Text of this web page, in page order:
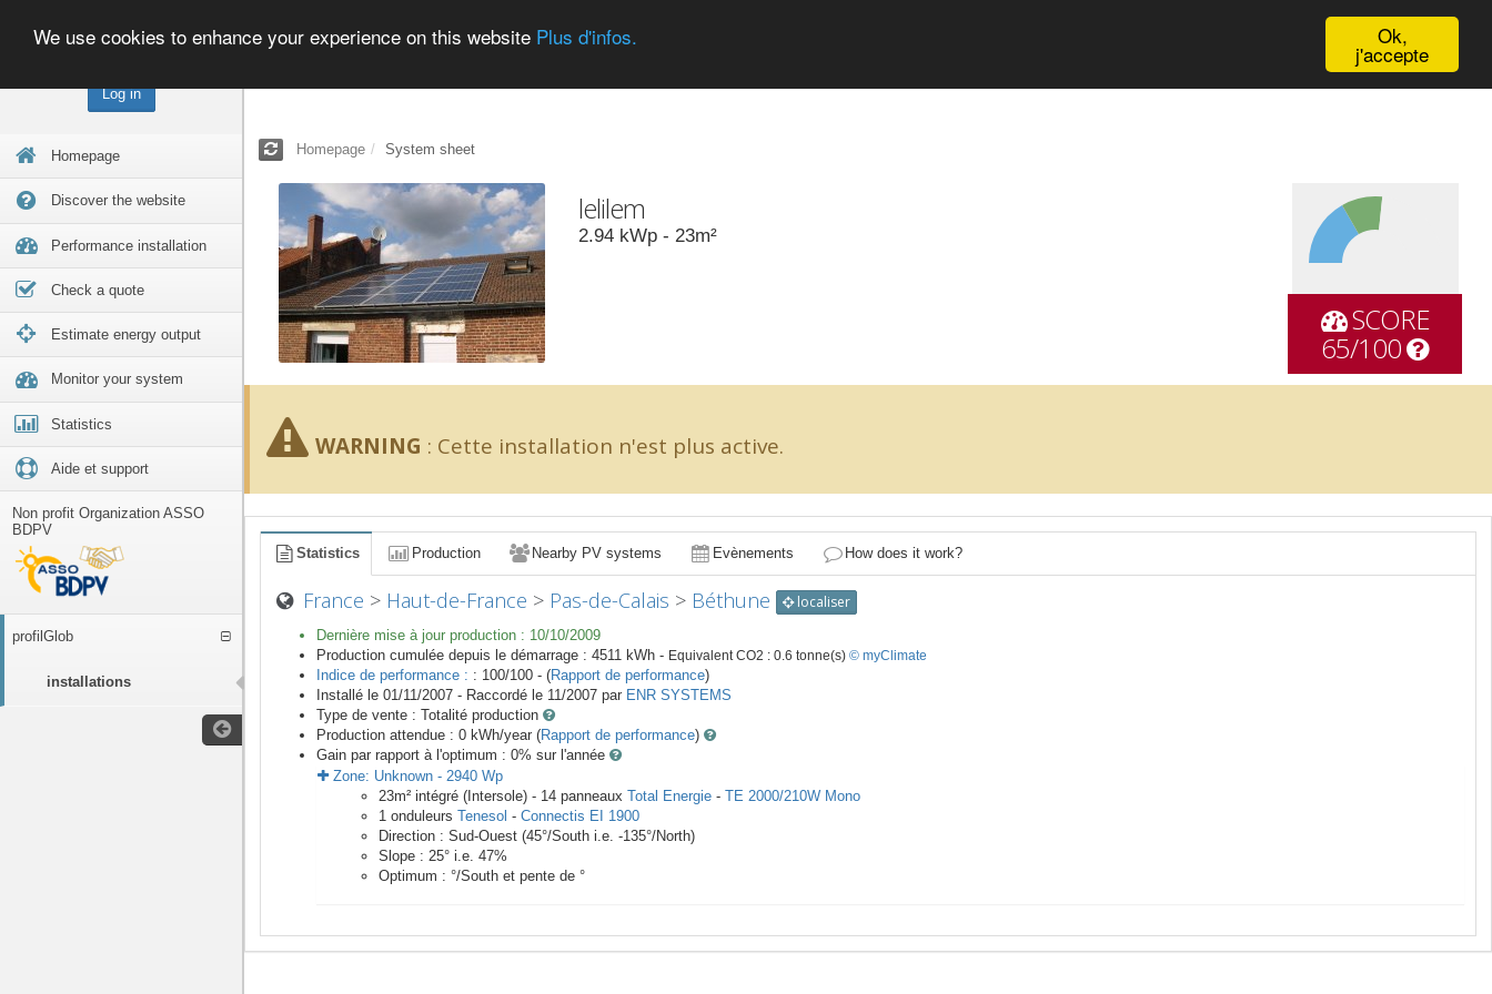
Log in
Homepage
Discover the website
Performance installation
Check a quote
Estimate energy output
Monitor your system
Statistics
Aide et support
Non profit Organization ASSO
BDPV
profilGlob
installations
Ok,
j'accepte
We use cookies to enhance your experience on this website Plus d'infos.
Homepage System sheet
lelilem
2.94 kWp - 23m²
SCORE
65/100
WARNING : Cette installation n'est plus active.
Statistics Production Nearby PV systems Evènements How does it work?
France > Haut-de-France > Pas-de-Calais > Béthune localiser
Dernière mise à jour production : 10/10/2009
Production cumulée depuis le démarrage : 4511 kWh - Equivalent CO2 : 0.6 tonne(s) © myClimate
Indice de performance : : 100/100 - (Rapport de performance)
Installé le 01/11/2007 - Raccordé le 11/2007 par ENR SYSTEMS
Type de vente : Totalité production
Production attendue : 0 kWh/year (Rapport de performance)
Gain par rapport à l'optimum : 0% sur l'année
Zone: Unknown - 2940 Wp
23m² intégré (Intersole) - 14 panneaux Total Energie - TE 2000/210W Mono
1 onduleurs Tenesol - Connectis EI 1900
Direction : Sud-Ouest (45°/South i.e. -135°/North)
Slope : 25° i.e. 47%
Optimum : °/South et pente de °